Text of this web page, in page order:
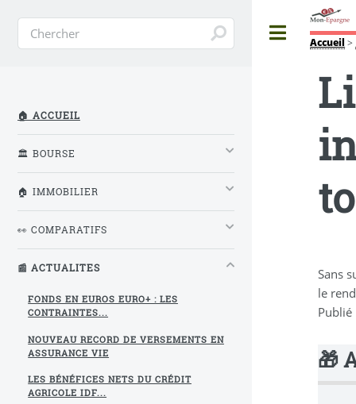
Accueil >
Sans
le
🎁
🏠 ACCUEIL
🏛️ BOURSE
🏠 IMMOBILIER
👀 COMPARATIFS
📰 ACTUALITES
FONDS EN EUROS EURO+ : LES
CONTRAINTES...
NOUVEAU RECORD DE VERSEMENTS EN
ASSURANCE VIE
LES BÉNÉFICES NETS DU CRÉDIT
AGRICOLE IDF...
Toggle